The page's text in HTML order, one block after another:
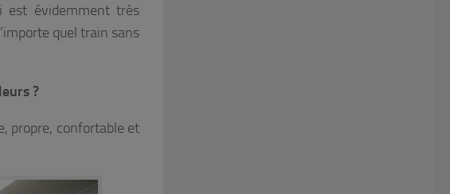
est évidemment très
quel train sans
?
propre, confortable et